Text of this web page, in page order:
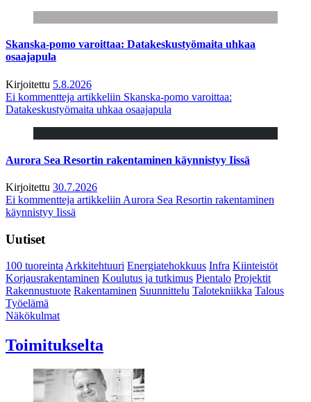
Skanska-pomo varoittaa: Datakeskustyömaita uhkaa
osaajapula
Kirjoitettu 5.8.2026
Ei kommentteja artikkeliin Skanska-pomo varoittaa:
Datakeskustyömaita uhkaa osaajapula
Aurora Sea Resortin rakentaminen käynnistyy Iissä
Kirjoitettu 30.7.2026
Ei kommentteja artikkeliin Aurora Sea Resortin rakentaminen
käynnistyy Iissä
Uutiset
100 tuoreintaArkkitehtuuri Energiatehokkuus Infra Kiinteistöt
Korjausrakentaminen Koulutus ja tutkimus Pientalo Projektit
Rakennustuote Rakentaminen Suunnittelu Talotekniikka Talous
Työelämä
Näkökulmat
Toimitukselta